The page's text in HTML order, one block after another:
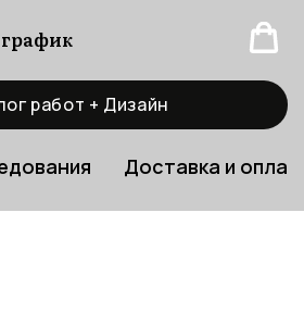
работ + Дизайн
Доставка и